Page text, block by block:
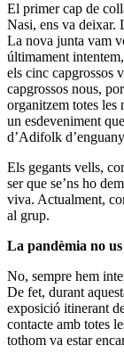
El primer cap de
Nasi, ens va deixar.
La nova junta vam
últimament
els cinc capgrossos
capgrossos nous,
organitzem totes les
un esdeveniment
d’Adifolk
Els gegants vells,
ser que se’ns ho
viva. Actualment,
al grup.
La pandèmia no
No, sempre hem
De fet, durant
exposició itinerant
contacte amb totes
tothom va estar